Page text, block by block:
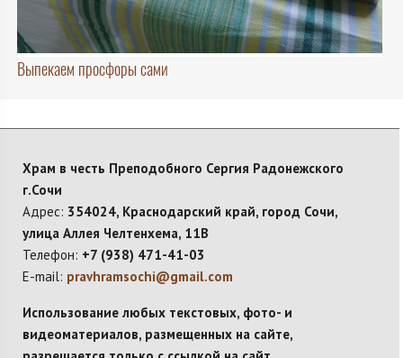
Выпекаем просфоры сами
Храм в честь Преподобного Сергия Радонежского
г.Сочи
Адрес: 354024, Краснодарский край, город Сочи,
улица Аллея Челтенхема, 11В
Телефон: +7 (938) 471-41-03
E-mail: pravhramsochi@gmail.com
Использование любых текстовых, фото- и
видеоматериалов, размещенных на сайте,